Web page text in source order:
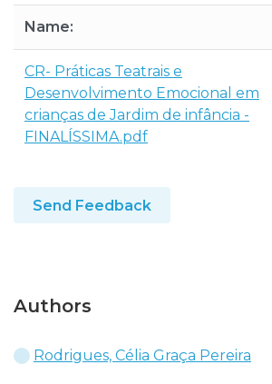
Name:
CR- Práticas Teatrais e
Desenvolvimento Emocional em
crianças de Jardim de infância -
FINALÍSSIMA.pdf
Send Feedback
Authors
Rodrigues, Célia Graça Pereira